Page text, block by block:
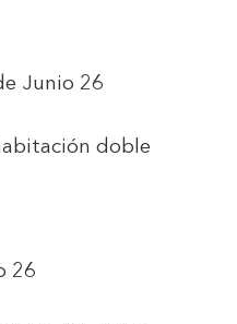
Junio 26
doble
26